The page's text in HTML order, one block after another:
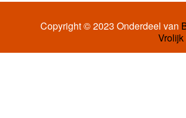
Copyright © 2023 Onderdeel van